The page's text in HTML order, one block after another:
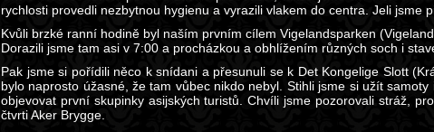
rychlosti provedli nezbytnou hygienu a vyrazili vlakem do centra. Jeli jsme
Kvůli brzké ranní hodině byl naším prvním cílem Vigelandsparken
Dorazili jsme tam asi v 7:00 a procházkou a obhlížením různých soch i
Pak jsme si pořídili něco k snídani a přesunuli se k Det Kongelige Slott
bylo naprosto úžasné, že tam vůbec nikdo nebyl. Stihli jsme si užít
objevovat první skupinky asijských turistů. Chvíli jsme pozorovali stráž,
čtvrti Aker Brygge.